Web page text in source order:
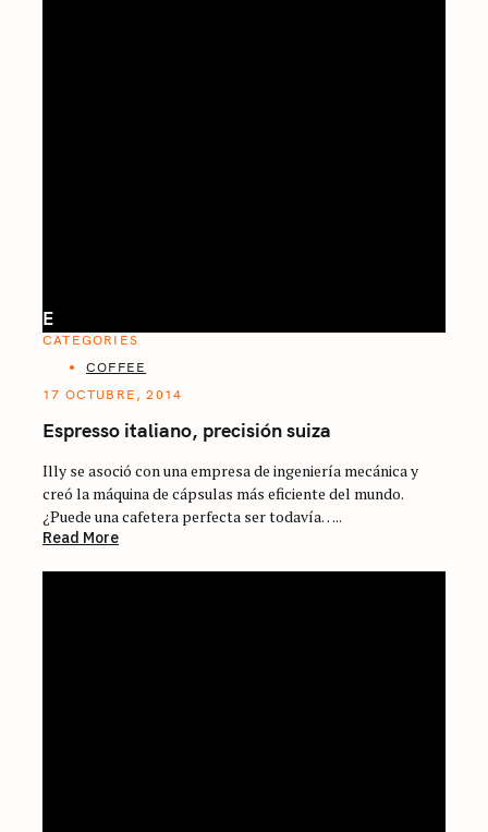
E
CATEGORIES
COFFEE
17 OCTUBRE, 2014
Espresso italiano, precisión suiza
Illy se asoció con una empresa de ingeniería mecánica y
creó la máquina de cápsulas más eficiente del mundo.
¿Puede una cafetera perfecta ser todavía…..
Read More